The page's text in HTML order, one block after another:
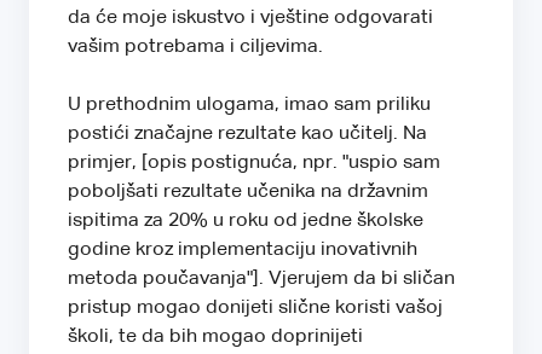
da će moje iskustvo i vještine odgovarati
vašim potrebama i ciljevima.
U prethodnim ulogama, imao sam priliku
postići značajne rezultate kao učitelj. Na
primjer, [opis postignuća, npr. "uspio sam
poboljšati rezultate učenika na državnim
ispitima za 20% u roku od jedne školske
godine kroz implementaciju inovativnih
metoda poučavanja"]. Vjerujem da bi sličan
pristup mogao donijeti slične koristi vašoj
školi, te da bih mogao doprinijeti